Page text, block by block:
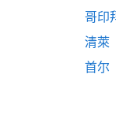
哥印
清萊
首尔